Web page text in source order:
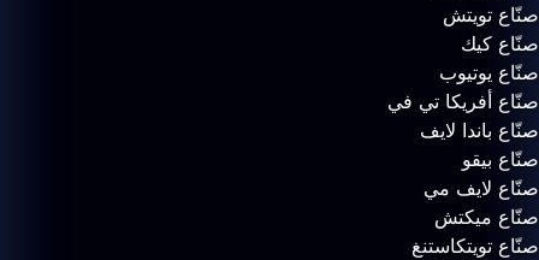
صنّاع تويتش
صنّاع كيك
صنّاع يوتيوب
صنّاع أفريكا تي في
صنّاع باندا لايف
صنّاع بيقو
صنّاع لايف مي
صنّاع ميكتش
صنّاع تويتكاستنغ